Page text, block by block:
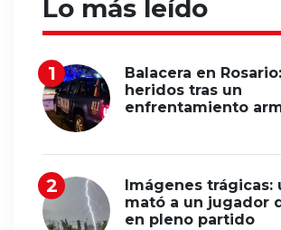
Lo más leído
Balacera en
heridos tras un
enfrentamiento
Imágenes trágicas:
mató a un jugador
en pleno partido